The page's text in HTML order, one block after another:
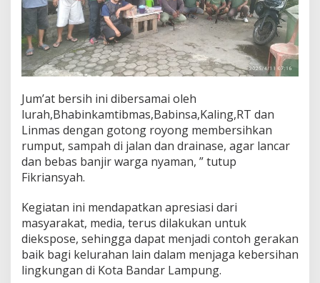
a
n
S
e
k
i
r
Jum’at bersih ini dibersamai oleh
lurah,Bhabinkamtibmas,Babinsa,Kaling,RT dan
Linmas dengan gotong royong membersihkan
rumput, sampah di jalan dan drainase, agar lancar
dan bebas banjir warga nyaman, ” tutup
Fikriansyah.
Kegiatan ini mendapatkan apresiasi dari
masyarakat, media, terus dilakukan untuk
diekspose, sehingga dapat menjadi contoh gerakan
baik bagi kelurahan lain dalam menjaga kebersihan
lingkungan di Kota Bandar Lampung.